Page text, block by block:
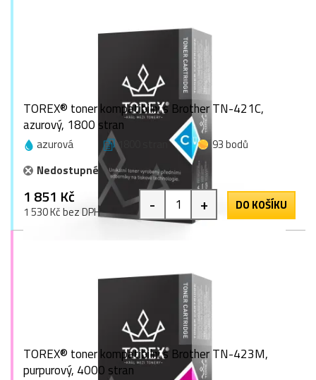
TOREX® toner kompatibilní s Brother TN-421C,
azurový, 1800 stran
azurová 1800 stran
93 bodů
Nedostupné
1 851 Kč
1 530 Kč bez DPH - + DO KOŠÍKU
TOREX® toner kompatibilní s Brother TN-423M,
purpurový, 4000 stran